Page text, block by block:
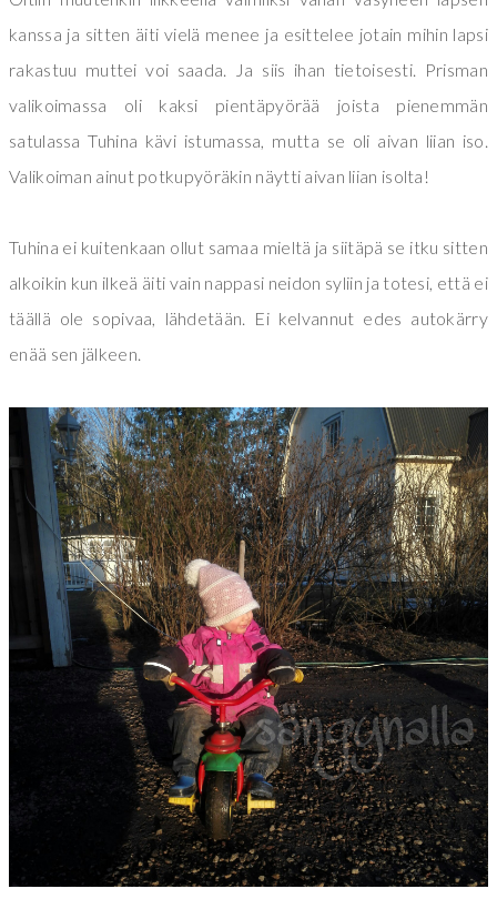
kanssa ja sitten äiti vielä menee ja esittelee jotain mihin lapsi
rakastuu muttei voi saada. Ja siis ihan tietoisesti. Prisman
valikoimassa oli kaksi pientäpyörää joista pienemmän
satulassa Tuhina kävi istumassa, mutta se oli aivan liian iso.
Valikoiman ainut potkupyöräkin näytti aivan liian isolta!
Tuhina ei kuitenkaan ollut samaa mieltä ja siitäpä se itku sitten
alkoikin kun ilkeä äiti vain nappasi neidon syliin ja totesi, että ei
täällä ole sopivaa, lähdetään. Ei kelvannut edes autokärry
enää sen jälkeen.